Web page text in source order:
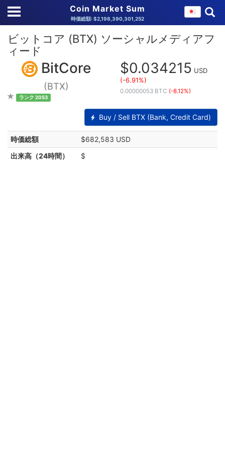
Coin Market Sum
時価総額: $2,198,390,301,252
ビットコア (BTX) ソーシャルメディアフ
ィード
BitCore
(BTX)
ランク 2053
$0.034215 USD
(-6.91%)
0.00000053 BTC (-8.12%)
Buy / Sell BTX (Bank, Credit Card)
時価総額
$682,583 USD
出来高（24時間）
$